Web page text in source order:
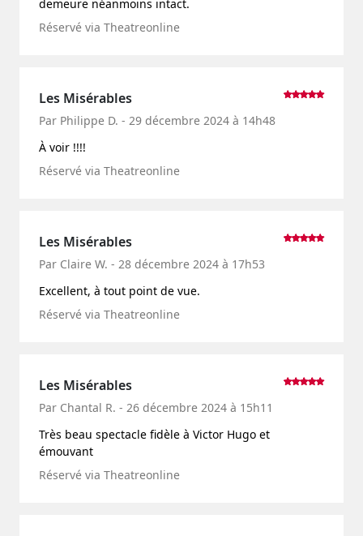
demeure néanmoins intact.
Réservé via Theatreonline
Les Misérables
Par Philippe D. - 29 décembre 2024 à 14h48
À voir !!!!
Réservé via Theatreonline
Les Misérables
Par Claire W. - 28 décembre 2024 à 17h53
Excellent, à tout point de vue.
Réservé via Theatreonline
Les Misérables
Par Chantal R. - 26 décembre 2024 à 15h11
Très beau spectacle fidèle à Victor Hugo et
émouvant
Réservé via Theatreonline